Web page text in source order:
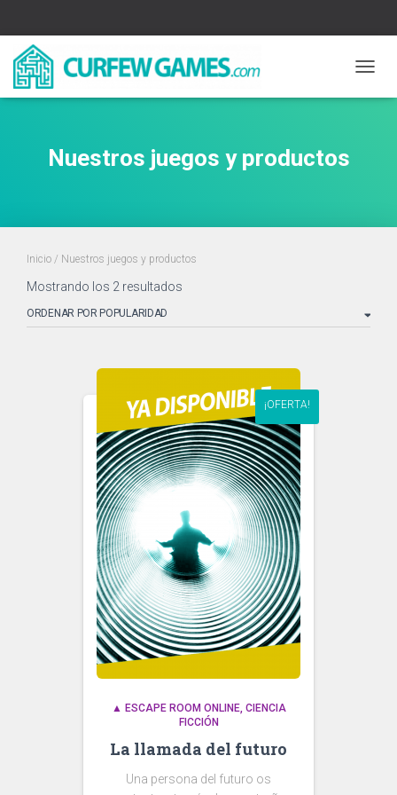
Nuestros juegos y productos
Inicio / Nuestros juegos y productos
Mostrando los 2 resultados
popularidad
¡OFERTA!
▲ ESCAPE ROOM ONLINE CIENCIA
FICCIÓN
La llamada del futuro
Una persona del futuro os